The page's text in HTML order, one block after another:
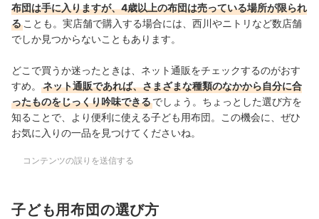
布団は手に入りますが、4歳以上の布団は売っている場所が限られ
る ことも。実店舗で購入する場合には、西川やニトリなど数店舗
でしか見つからないこともあります。
どこで買うか迷ったときは、ネット通販をチェックするのがおす
すめ。
ネット通販であれば、さまざまな種類のなかから自分に合
ったものをじっくり吟味できるでしょう。ちょっとした選び方を
知ることで、より便利に使える子ども用布団。この機会に、ぜひ
お気に入りの一品を見つけてくださいね。
コンテンツの誤りを送信する
子ども用布団の選び方